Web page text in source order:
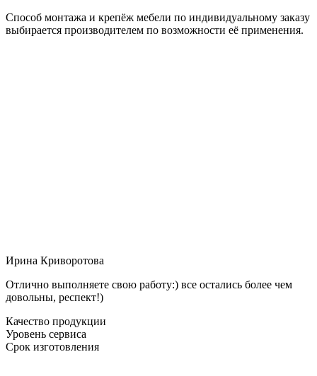
Способ монтажа и крепёж мебели по индивидуальному заказу
выбирается производителем по возможности её применения.
Ирина Криворотова
Отлично выполняете свою работу:) все остались более чем
довольны, респект!)
Качество продукции
Уровень сервиса
Срок изготовления